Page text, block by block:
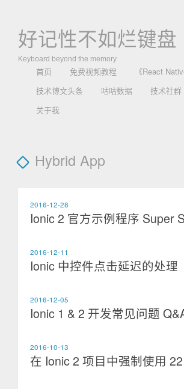
好记性不如烂键盘
Keyboard beyond the memory
首页 免费视频教程
《React
技术博文头条
咕咕数据 技术社群
关于我
Hybrid App
2016-12-28
Ionic 2 官方示例程序 Super
2016-12-11
Ionic 中控件点击延迟的处理
2016-12-05
Ionic 1 & 2 开发常见问题
2016-10-13
在 Ionic 2 项目中强制使用